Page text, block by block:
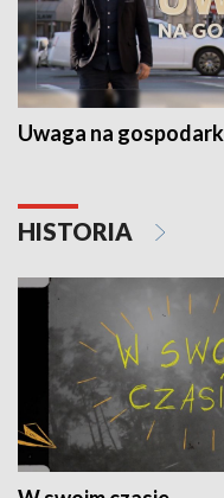
Uwaga na
HISTORIA